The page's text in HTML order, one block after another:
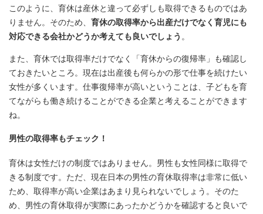
このように、育休は産休と違って必ずしも取得できるものではあ
りません。そのため、 育休の取得率から出産だけでなく育児にも
対応できる会社かどうか考えても良いでしょう 。
また、育休では取得率だけでなく「育休からの復帰率」も確認し
ておきたいところ。現在は出産後も何らかの形で仕事を続けたい
女性が多くいます。仕事復帰率が高いということは、子どもを育
てながらも働き続けることができる企業と考えることができます
ね。
男性の取得率もチェック！
育休は女性だけの制度ではありません。男性も女性同様に取得で
きる制度です。ただ、現在日本の男性の育休取得率は非常に低い
ため、取得率が高い企業はあまり見られないでしょう。そのた
め、男性の育休取得が実際にあったかどうかを確認すると良いで